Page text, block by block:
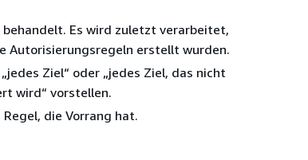
Es wird zuletzt verarbeitet,
Autorisierungsregeln erstellt wurden.
Ziel“ oder „jedes Ziel, das nicht
wird“ vorstellen.
die Vorrang hat.